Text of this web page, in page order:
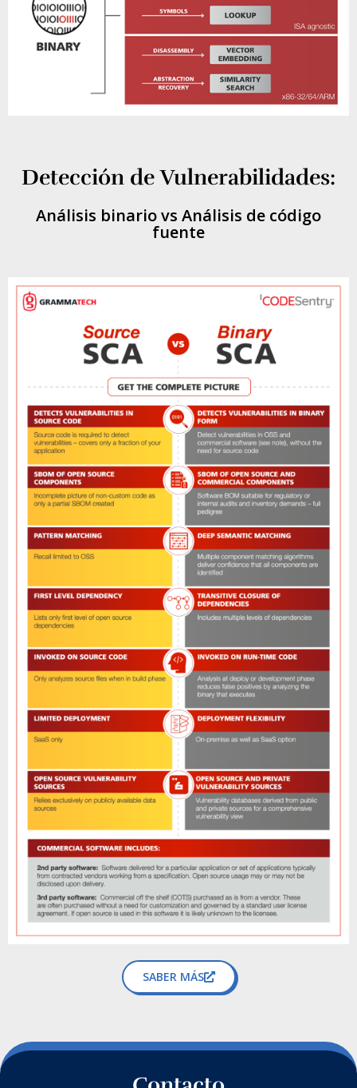
Detección de Vulnerabilidades:
Análisis binario vs Análisis de código
fuente
SABER MÁS